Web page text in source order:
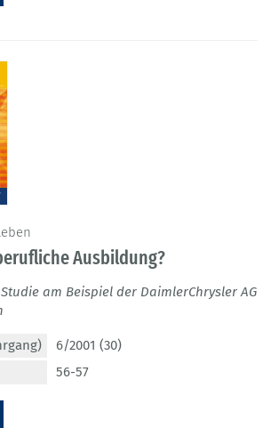
Ausbildung?
am Beispiel der DaimlerChrysler AG
6/2001 (30)
56-57